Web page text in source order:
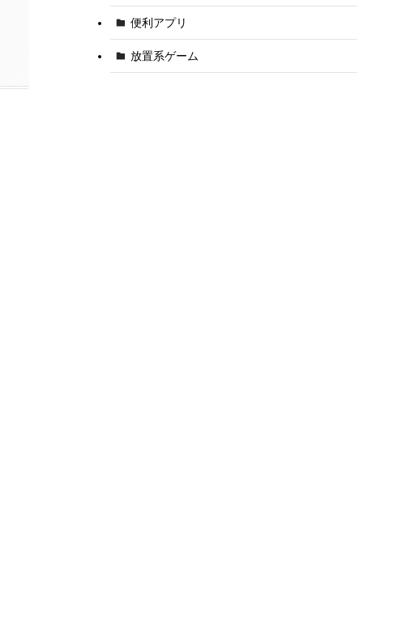
便利アプリ
放置系ゲーム